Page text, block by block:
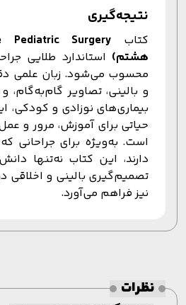
نتیجه‌گیری
کتاب
هشتم) استاندارد طلایی
محسوب می‌شود. زبان علمی
و بالینی، تصاویر
بیماری‌های نوزادی و کودکی،
حیاتی برای آموزش، مرور و
است. به‌ویژه برای جراحانی
دارند، این کتاب نه‌تنها
تصمیم‌گیری بالینی و اخلاقی
نیز فراهم می‌آورد.
نظرات